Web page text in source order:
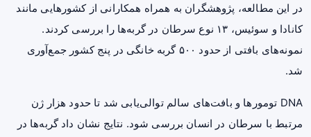
در این مطالعه، پژوهشگران به همراه همکارانی از کشورهایی مانند
کانادا و سوئیس، ۱۳ نوع سرطان در گربه‌ها را بررسی کردند.
نمونه‌های بافتی از حدود ۵۰۰ گربه خانگی در پنج کشور جمع‌آوری
شد.
DNA تومورها و بافت‌های سالم توالی‌یابی شد تا حدود هزار ژن
مرتبط با سرطان در انسان بررسی شود. نتایج نشان داد گربه‌ها در